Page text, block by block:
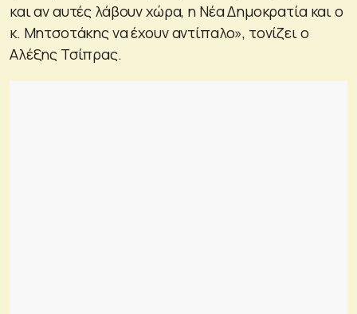
και αν αυτές λάβουν χώρα, η Νέα Δημοκρατία και ο
κ. Μητσοτάκης να έχουν αντίπαλο», τονίζει ο
Αλέξης Τσίπρας.